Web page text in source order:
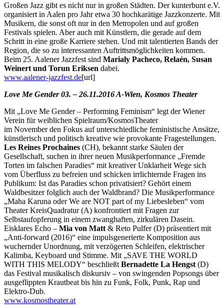
Großen Jazz gibt es nicht nur in großen Städten. Der kunterbunt e.V.
organisiert in Aalen pro Jahr etwa 30 hochkarätige Jazzkonzerte. Mit
Musikern, die sonst oft nur in den Metropolen und auf großen
Festivals spielen. Aber auch mit Künstlern, die gerade auf dem
Schritt in eine große Karriere stehen. Und mit talentierten Bands der
Region, die so zu interessanten Auftrittsmöglichkeiten kommen.
Beim 25. Aalener Jazzfest sind Marialy Pacheco, Relaén, Susan
Weinert und Torun Eriksen dabei.
www.aalener-jazzfest.de[url]
Love Me Gender 03. – 26.11.2016 A-Wien, Kosmos Theater
Mit „Love Me Gender – Performing Feminism“ legt der Wiener
Verein für weiblichen Spielraum/KosmosTheater
im November den Fokus auf unterschiedliche feministische Ansätze,
künstlerisch und politisch kreative wie provokante Fragestellungen.
Les Reines Prochaines (CH), bekannt starke Säulen der
Gesellschaft, suchen in ihrer neuen Musikperformance „Fremde
Torten im falschen Paradies“ mit kreativer Unklarheit Wege sich
vom Überfluss zu befreien und schicken irrlichternde Fragen ins
Publikum: Ist das Paradies schon privatisiert? Gehört einem
Waldbesitzer folglich auch der Waldbrand? Die Musikperformance
„Maha Karuna oder We are NOT part of my Liebesleben“ vom
Theater KreisQuadratur (A) konfrontiert mit Fragen zur
Selbstaufopferung in einem zwanghaften, zirkulären Dasein.
Eisklares Echo – Mia von Matt & Reto Pulfer (D) präsentiert mit
„Anti-forward (2016)“ eine impulsgenerierte Komposition aus
wuchernder Unordnung, mit verzögerten Schleifen, elektrischer
Kalimba, Keyboard und Stimme. Mit „SAVE THE WORLD
WITH THIS MELODY“ beschließt Bernadette La Hengst (D)
das Festival musikalisch diskursiv – von swingenden Popsongs über
ausgeflippten Krautbeat bis hin zu Funk, Folk, Punk, Rap und
Elektro-Dub.
www.kosmostheater.at